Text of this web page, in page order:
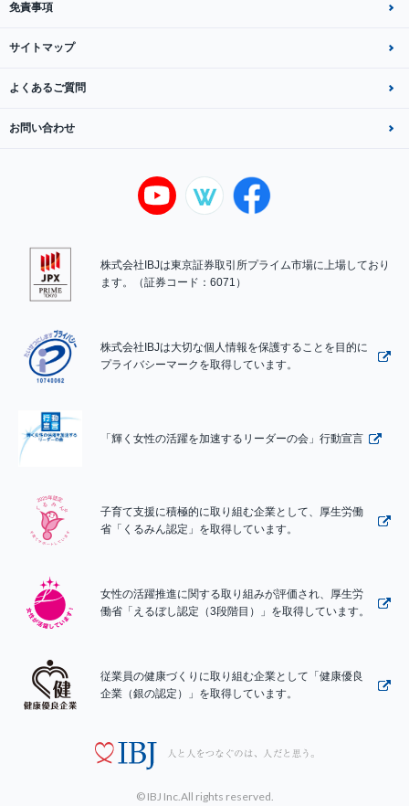
免責事項
サイトマップ
よくあるご質問
お問い合わせ
株式会社IBJは東京証券取引所プライム市場に上場しており
ます。（証券コード：6071）
株式会社IBJは大切な個人情報を保護することを目的に
プライバシーマークを取得しています。
「輝く女性の活躍を加速するリーダーの会」行動宣言
子育て支援に積極的に取り組む企業として、厚生労働
省「くるみん認定」を取得しています。
女性の活躍推進に関する取り組みが評価され、厚生労
働省「えるぼし認定（3段階目）」を取得しています。
従業員の健康づくりに取り組む企業として「健康優良
企業（銀の認定）」を取得しています。
© IBJ Inc.All rights reserved.